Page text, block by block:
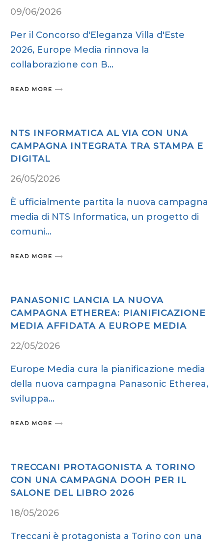
09/06/2026
Per il Concorso d'Eleganza Villa d'Este
2026, Europe Media rinnova la
collaborazione con B
READ MORE
NTS INFORMATICA AL VIA CON UNA
CAMPAGNA INTEGRATA TRA STAMPA E
DIGITAL
26/05/2026
È ufficialmente partita la nuova campagna
media di NTS Informatica, un progetto di
comuni
READ MORE
PANASONIC LANCIA LA NUOVA
CAMPAGNA ETHEREA: PIANIFICAZIONE
MEDIA AFFIDATA A EUROPE MEDIA
22/05/2026
Europe Media cura la pianificazione media
della nuova campagna Panasonic Etherea,
sviluppa
READ MORE
TRECCANI PROTAGONISTA A TORINO
CON UNA CAMPAGNA DOOH PER IL
SALONE DEL LIBRO 2026
18/05/2026
Treccani è protagonista a Torino con una